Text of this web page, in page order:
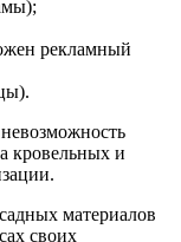
рекламный
кровельных и
материалов
своих